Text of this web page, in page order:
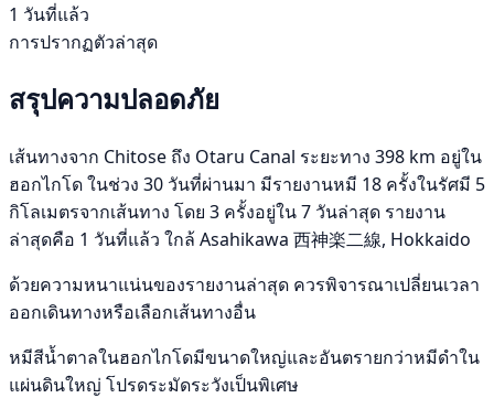
1 วันที่แล้ว
การปรากฏตัวล่าสุด
สรุปความปลอดภัย
เส้นทางจาก Chitose ถึง Otaru Canal ระยะทาง 398 km อยู่ใน
ฮอกไกโด ในช่วง 30 วันที่ผ่านมา มีรายงานหมี 18 ครั้งในรัศมี 5
กิโลเมตรจากเส้นทาง โดย 3 ครั้งอยู่ใน 7 วันล่าสุด รายงาน
ล่าสุดคือ 1 วันที่แล้ว ใกล้ Asahikawa 西神楽二線, Hokkaido
ด้วยความหนาแน่นของรายงานล่าสุด ควรพิจารณาเปลี่ยนเวลา
ออกเดินทางหรือเลือกเส้นทางอื่น
หมีสีน้ำตาลในฮอกไกโดมีขนาดใหญ่และอันตรายกว่าหมีดำใน
แผ่นดินใหญ่ โปรดระมัดระวังเป็นพิเศษ